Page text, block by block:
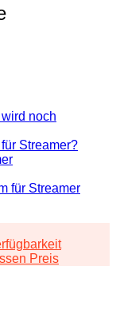
noch
Streamer?
für Streamer
Preis